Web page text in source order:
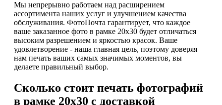
Мы непрерывно работаем над расширением
ассортимента наших услуг и улучшением качества
обслуживания. ФотоПочта гарантирует, что каждое
ваше заказанное фото в рамке 20х30 будет отличаться
высоким разрешением и яркостью красок. Ваше
удовлетворение - наша главная цель, поэтому доверяя
нам печать ваших самых значимых моментов, вы
делаете правильный выбор.
Сколько стоит печать фотографий
в рамке 20х30 с доставкой